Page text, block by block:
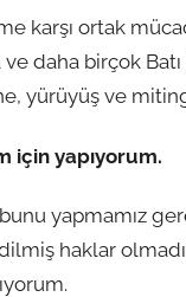
karşı ortak
daha birçok Batı
yürüyüş ve
için yapıyorum.
yapmamız
haklar